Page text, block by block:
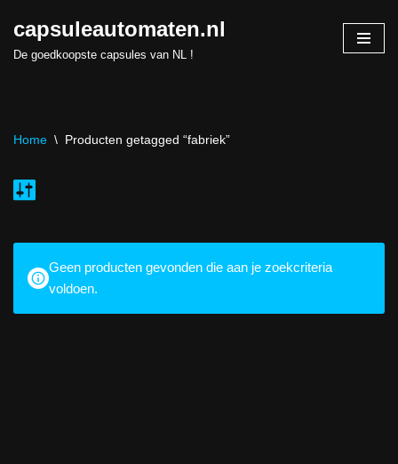
Skip
capsuleautomaten.nl
De goedkoopste capsules van NL !
Home \ Producten getagged “fabriek”
Geen producten gevonden die aan je zoekcriteria
voldoen.